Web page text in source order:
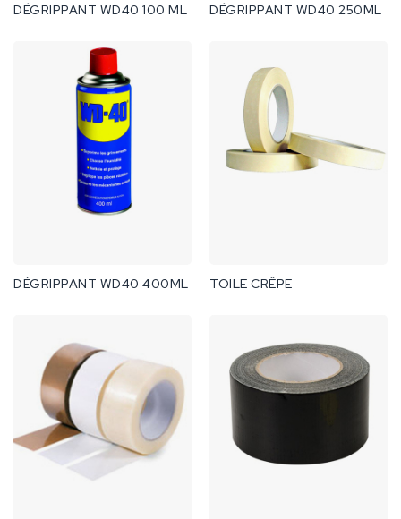
DÉGRIPPANT WD40 100 ML
DÉGRIPPANT WD40 250ML
DÉGRIPPANT WD40 400ML TOILE CRÊPE